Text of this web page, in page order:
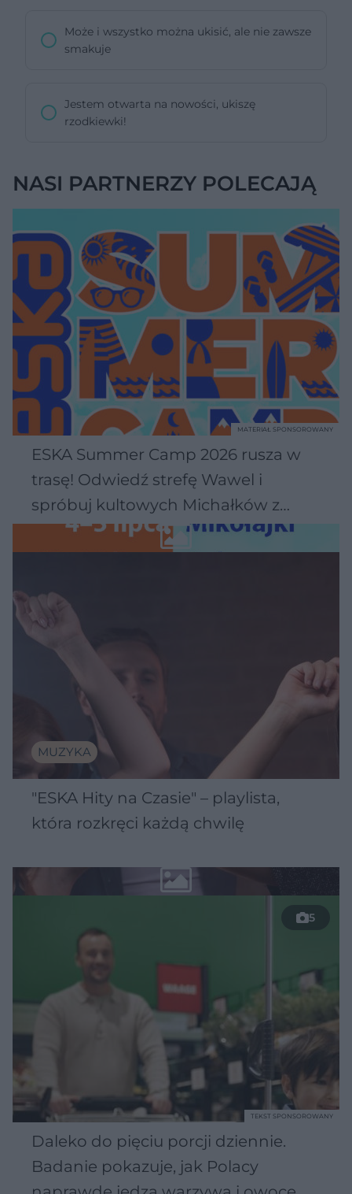
Może i wszystko można ukisić, ale nie zawsze
smakuje
Jestem otwarta na nowości, ukiszę
rzodkiewki!
NASI PARTNERZY POLECAJĄ
ESKA Summer Camp 2026 rusza w
trasę! Odwiedź strefę Wawel i
spróbuj kultowych Michałków z
Wawelu
MATERIAŁ SPONSOROWANY
MUZYKA
"ESKA Hity na Czasie" – playlista,
która rozkręci każdą chwilę
5
Daleko do pięciu porcji dziennie.
Badanie pokazuje, jak Polacy
TEKST SPONSOROWANY